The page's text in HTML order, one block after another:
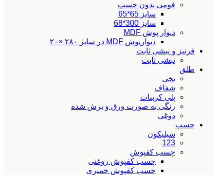
فومی بدون چسب
سایز 65*65
سایز 300*68
دیوار پوش MDF
دیوارپوش MDF در سایز ۲۸۰ ×۲۰
قرنیز و نبشی ثابت
نبشی ثابت
طلق
یخی
شفاف
پلی کربنات
رنگی به صورت ورق و برش شده
دوغی
چسب
سیلیکون
123
چسب کفپوش
چسب کفپوش روغنی
چسب کفپوش خمیری